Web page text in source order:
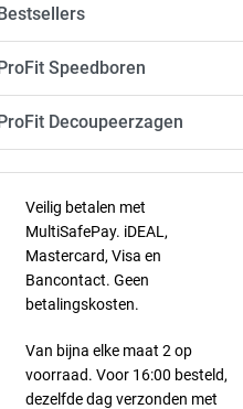
Speedboren
Decoupeerzagen
Veilig betalen met
MultiSafePay. iDEAL,
Mastercard, Visa en
Bancontact. Geen
betalingskosten.
Van bijna elke maat 2 op
voorraad. Voor 16:00 besteld,
dezelfde dag verzonden met